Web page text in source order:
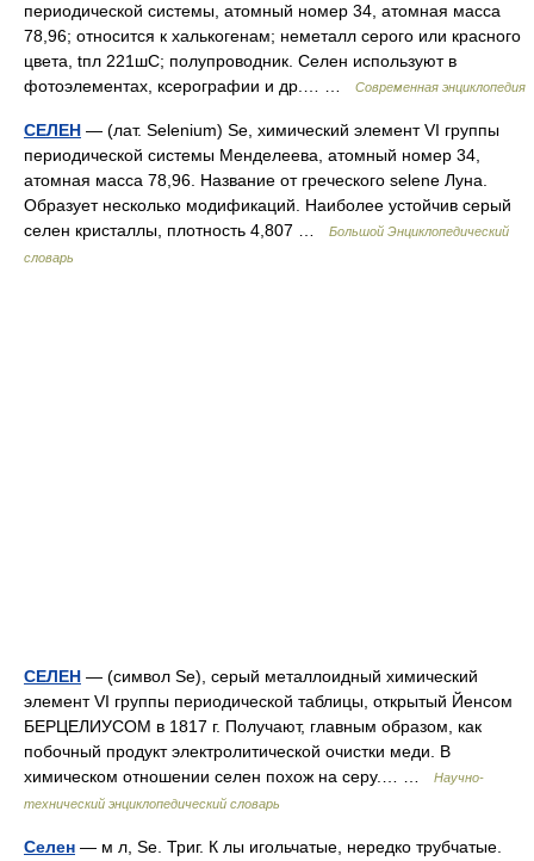
периодической системы, атомный номер 34, атомная масса
78,96; относится к халькогенам; неметалл серого или красного
цвета, tпл 221шС; полупроводник. Селен используют в
фотоэлементах, ксерографии и др.… …
Современная энциклопедия
СЕЛЕН — (лат. Selenium) Se, химический элемент VI группы
периодической системы Менделеева, атомный номер 34,
атомная масса 78,96. Название от греческого selene Луна.
Образует несколько модификаций. Наиболее устойчив серый
селен кристаллы, плотность 4,807 …
Большой Энциклопедический
словарь
СЕЛЕН — (символ Se), серый металлоидный химический
элемент VI группы периодической таблицы, открытый Йенсом
БЕРЦЕЛИУСОМ в 1817 г. Получают, главным образом, как
побочный продукт электролитической очистки меди. В
химическом отношении селен похож на серу.… …
Научно-
технический энциклопедический словарь
Селен — м л, Se. Триг. К лы игольчатые, нередко трубчатые.